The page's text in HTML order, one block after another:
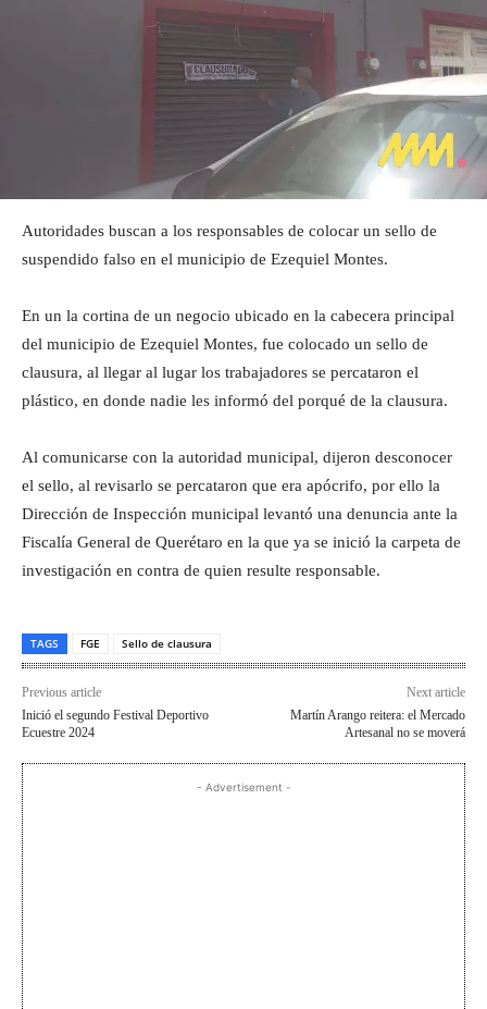
Autoridades buscan a los responsables de colocar un sello de
suspendido falso en el municipio de Ezequiel Montes.
En un la cortina de un negocio ubicado en la cabecera principal
del municipio de Ezequiel Montes, fue colocado un sello de
clausura, al llegar al lugar los trabajadores se percataron el
plástico, en donde nadie les informó del porqué de la clausura.
Al comunicarse con la autoridad municipal, dijeron desconocer
el sello, al revisarlo se percataron que era apócrifo, por ello la
Dirección de Inspección municipal levantó una denuncia ante la
Fiscalía General de Querétaro en la que ya se inició la carpeta de
investigación en contra de quien resulte responsable.
TAGS FGE Sello de clausura
Previous article
Inició el segundo Festival Deportivo
Ecuestre 2024
Next article
Martín Arango reitera: el Mercado
Artesanal no se moverá
- Advertisement -